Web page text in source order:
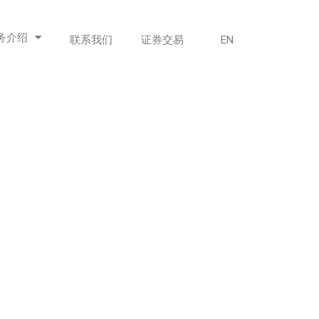
介绍 联系我们 证券交易 EN